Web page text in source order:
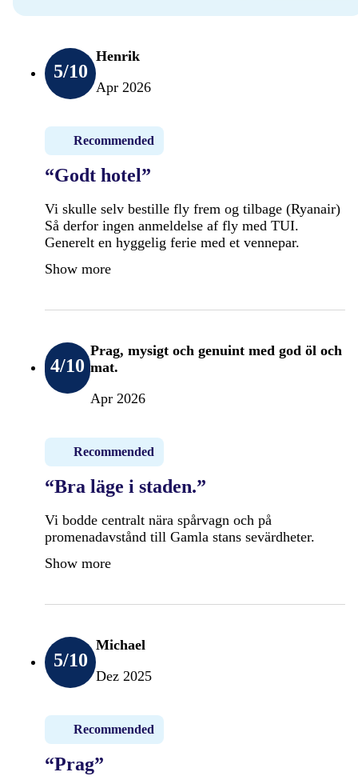
5/10
Henrik
Apr 2026
Recommended
“Godt hotel”
Vi skulle selv bestille fly frem og tilbage (Ryanair)
Så derfor ingen anmeldelse af fly med TUI.
Generelt en hyggelig ferie med et vennepar.
Show more
4/10
Prag, mysigt och genuint med god öl och
mat.
Apr 2026
Recommended
“Bra läge i staden.”
Vi bodde centralt nära spårvagn och på
promenadavstånd till Gamla stans sevärdheter.
Show more
5/10
Michael
Dez 2025
Recommended
“Prag”